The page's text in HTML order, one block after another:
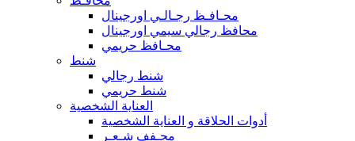
محـافـظ رجـالـي اورجينال
محافظ رجالي سيمي اورجينال
محـافظ حريمي
شنط
شنط رجالي
شنط حريمي
العناية الشخصية
أدوات الحلاقة و العناية الشخصية
مجـفف شـعـر